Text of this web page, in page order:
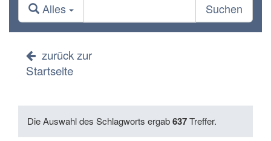
Alles Suchen
zurück zur
Startseite
Die Auswahl des Schlagworts ergab637Treffer.